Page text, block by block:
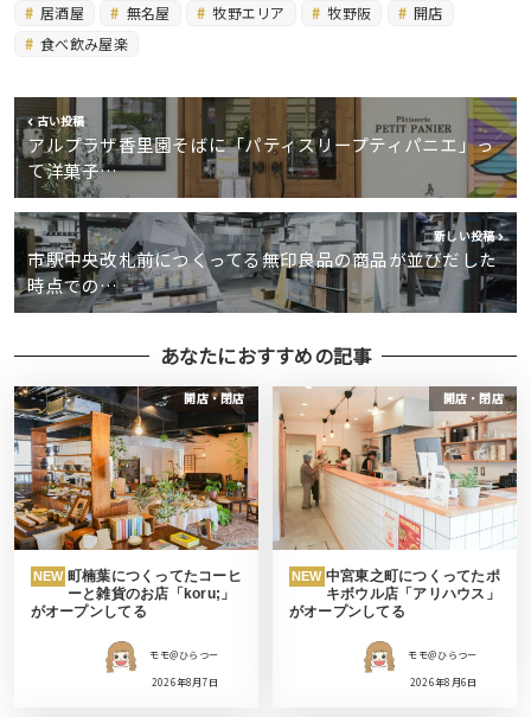
居酒屋 無名屋 牧野エリア 牧野阪
開店
食べ飲み屋楽
古い投稿
アルプラザ香里園そばに「パティスリープティパニエ」っ
て洋菓子…
新しい投稿
市駅中央改札前につくってる無印良品の商品が並びだした
時点での…
あなたにおすすめの記事
開店・閉店
NEW 町楠葉につくってたコーヒ
ーと雑貨のお店「koru;」
がオープンしてる
モモ＠ひらつー
2026年8月7日
開店・閉店
NEW 中宮東之町につくってたポ
キボウル店「アリハウス」
がオープンしてる
モモ＠ひらつー
2026年8月6日